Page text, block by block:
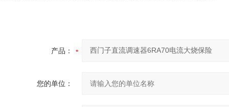
产品：
您的单位：